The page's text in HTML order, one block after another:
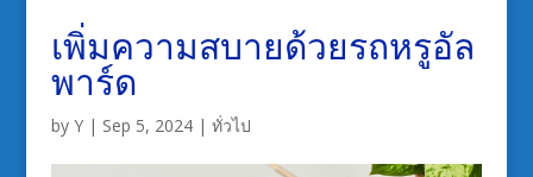
เพิ่มความสบายด้วยรถหรูอัล
พาร์ด
by Y| Sep 5, 2024| ทั่วไป